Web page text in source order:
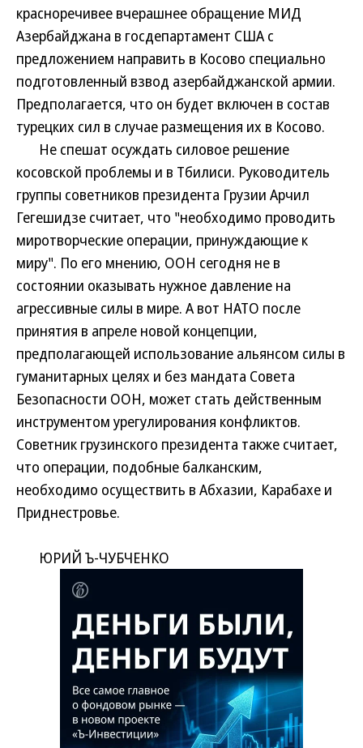
красноречивее вчерашнее обращение МИД
Азербайджана в госдепартамент США с
предложением направить в Косово специально
подготовленный взвод азербайджанской армии.
Предполагается, что он будет включен в состав
турецких сил в случае размещения их в Косово.
Не спешат осуждать силовое решение
косовской проблемы и в Тбилиси. Руководитель
группы советников президента Грузии Арчил
Гегешидзе считает, что "необходимо проводить
миротворческие операции, принуждающие к
миру". По его мнению, ООН сегодня не в
состоянии оказывать нужное давление на
агрессивные силы в мире. А вот НАТО после
принятия в апреле новой концепции,
предполагающей использование альянсом силы в
гуманитарных целях и без мандата Совета
Безопасности ООН, может стать действенным
инструментом урегулирования конфликтов.
Советник грузинского президента также считает,
что операции, подобные балканским,
необходимо осуществить в Абхазии, Карабахе и
Приднестровье.
ЮРИЙ Ъ-ЧУБЧЕНКО